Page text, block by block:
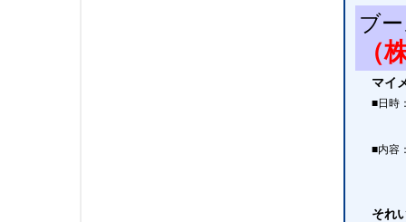
ブ
（
マイ
■日時
■内容
それ